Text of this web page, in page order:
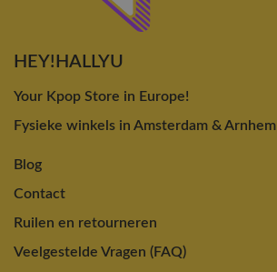
HEY!HALLYU
Your Kpop Store in Europe!
Fysieke winkels in Amsterdam & Arnhem
Blog
Contact
Ruilen en retourneren
Veelgestelde Vragen (FAQ)